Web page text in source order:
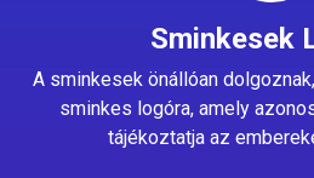
Sminkesek
A sminkesek önállóan
sminkes logóra, amely
tájékoztatja az